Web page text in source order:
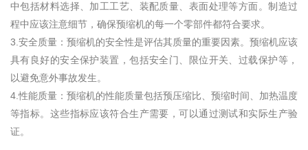
中包括材料选择、加工工艺、装配质量、表面处理等方面。制造过
程中应该注意细节，确保预缩机的每一个零部件都符合要求。
3.安全质量：预缩机的安全性是评估其质量的重要因素。预缩机应该
具有良好的安全保护装置，包括安全门、限位开关、过载保护等，
以避免意外事故发生。
4.性能质量：预缩机的性能质量包括预压缩比、预缩时间、加热温度
等指标。这些指标应该符合生产需要，可以通过测试和实际生产验
证。